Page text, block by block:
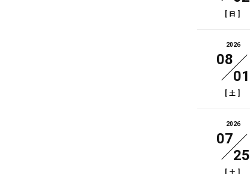
[ 日 ]
2026
08
01
[土 ]
2026
07
25
[ ]